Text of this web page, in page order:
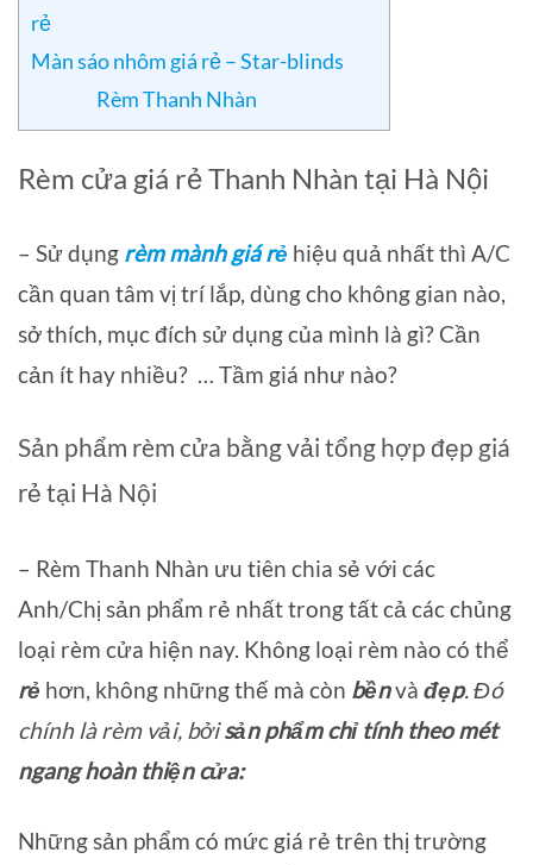
rẻ
Màn sáo nhôm giá rẻ – Star-blinds
Rèm Thanh Nhàn
Rèm cửa giá rẻ Thanh Nhàn tại Hà Nội
– Sử dụng rèm mành giá rẻ hiệu quả nhất thì A/C
cần quan tâm vị trí lắp, dùng cho không gian nào,
sở thích, mục đích sử dụng của mình là gì? Cần
cản ít hay nhiều? … Tầm giá như nào?
Sản phẩm rèm cửa bằng vải tổng hợp đẹp giá
rẻ tại Hà Nội
– Rèm Thanh Nhàn ưu tiên chia sẻ với các
Anh/Chị sản phẩm rẻ nhất trong tất cả các chủng
loại rèm cửa hiện nay. Không loại rèm nào có thể
rẻ hơn, không những thế mà còn bềnvà đẹp. Đó
chính là rèm vải, bởisản phẩm chỉ tính theo mét
ngang hoàn thiện cửa:
Những sản phẩm có mức giá rẻ trên thị trường